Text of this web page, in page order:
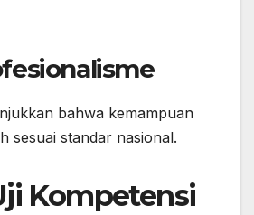
bahwa kemampuan
sesuai standar nasional.
Kompetensi